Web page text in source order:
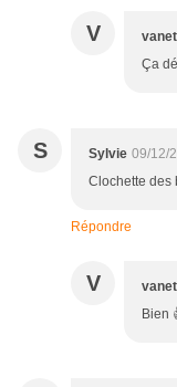
V
Ça
S Sylvie 09/12/
Clochette des
Répondre
V
Bien